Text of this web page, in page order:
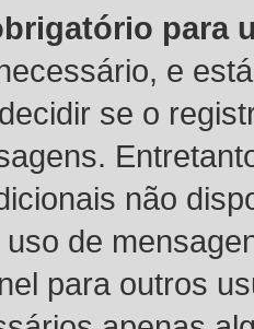
para
e
se o
não
de
para outros